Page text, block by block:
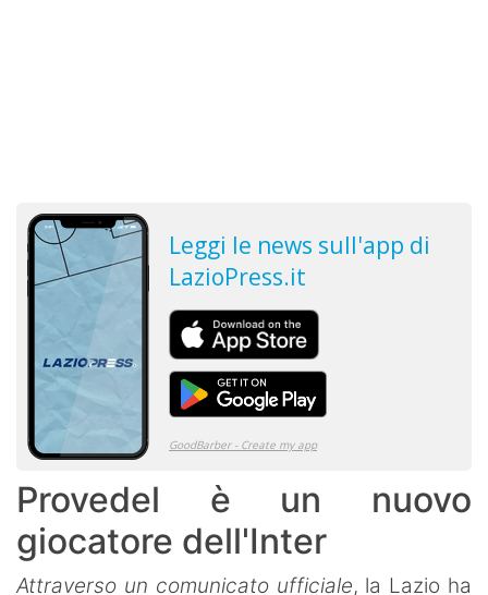
Provedel è un nuovo
giocatore dell'Inter
Attraverso un comunicato ufficiale, la Lazio ha